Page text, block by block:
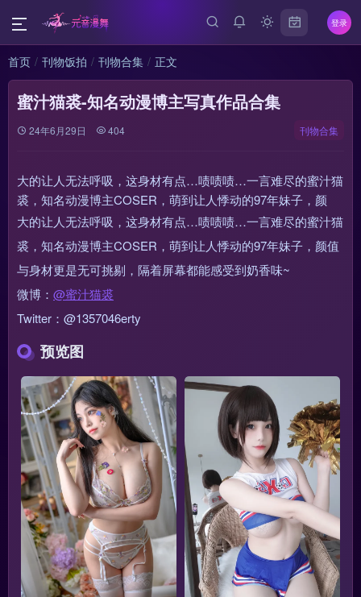
登录
首页 刊物饭拍 刊物合集 正文
蜜汁猫裘-知名动漫博主写真作品合集
24年6月29日 404 刊物合集
大的让人无法呼吸，这身材有点…啧啧啧…一言难尽的蜜汁猫
裘，知名动漫博主COSER，萌到让人悸动的97年妹子，颜
大的让人无法呼吸，这身材有点…啧啧啧…一言难尽的蜜汁猫
裘，知名动漫博主COSER，萌到让人悸动的97年妹子，颜值
与身材更是无可挑剔，隔着屏幕都能感受到奶香味~
微博： @蜜汁猫裘
Twitter：@1357046erty
预览图